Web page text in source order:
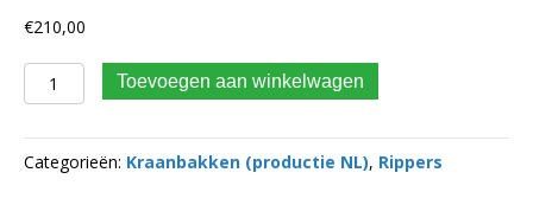
€210,00
ripper/wortelmes cw00 aantal
Toevoegen aan winkelwagen
Categorieën: Kraanbakken (productie NL), Rippers